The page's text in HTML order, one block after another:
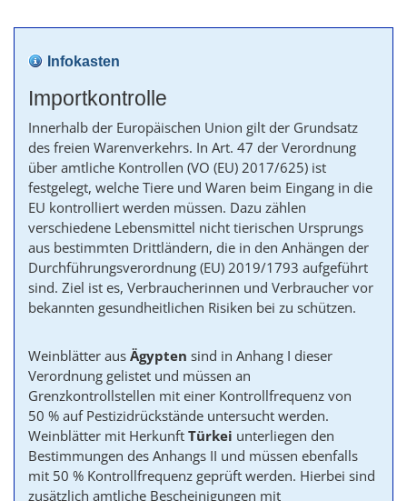
Infokasten
Importkontrolle
Innerhalb der Europäischen Union gilt der Grundsatz
des freien Warenverkehrs. In Art. 47 der Verordnung
über amtliche Kontrollen (VO (EU) 2017/625) ist
festgelegt, welche Tiere und Waren beim Eingang in die
EU kontrolliert werden müssen. Dazu zählen
verschiedene Lebensmittel nicht tierischen Ursprungs
aus bestimmten Drittländern, die in den Anhängen der
Durchführungsverordnung (EU) 2019/1793 aufgeführt
sind. Ziel ist es, Verbraucherinnen und Verbraucher vor
bekannten gesundheitlichen Risiken bei zu schützen.
Weinblätter aus Ägypten sind in Anhang I dieser
Verordnung gelistet und müssen an
Grenzkontrollstellen mit einer Kontrollfrequenz von
50 % auf Pestizidrückstände untersucht werden.
Weinblätter mit Herkunft Türkei unterliegen den
Bestimmungen des Anhangs II und müssen ebenfalls
mit 50 % Kontrollfrequenz geprüft werden. Hierbei sind
zusätzlich amtliche Bescheinigungen mit